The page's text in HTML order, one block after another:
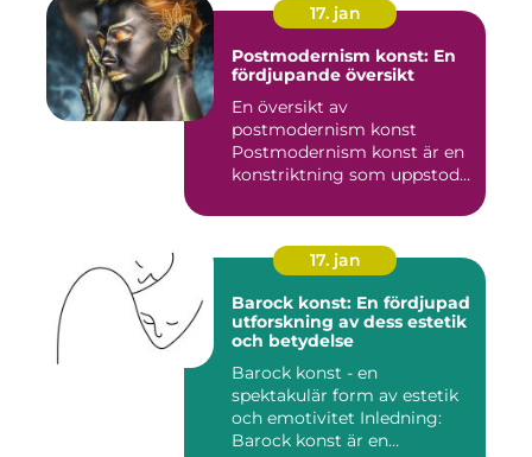
17. jan
Postmodernism konst: En
fördjupande översikt
En översikt av
postmodernism konst
Postmodernism konst är en
konstriktning som uppstod
17. jan
Barock konst: En fördjupad
utforskning av dess estetik
och betydelse
Barock konst - en
spektakulär form av estetik
och emotivitet Inledning:
Barock konst är en